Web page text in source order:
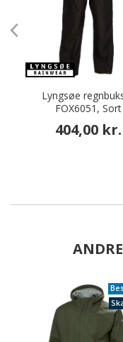
Lyngsøe
FOX6051, Sort
404,00 kr.